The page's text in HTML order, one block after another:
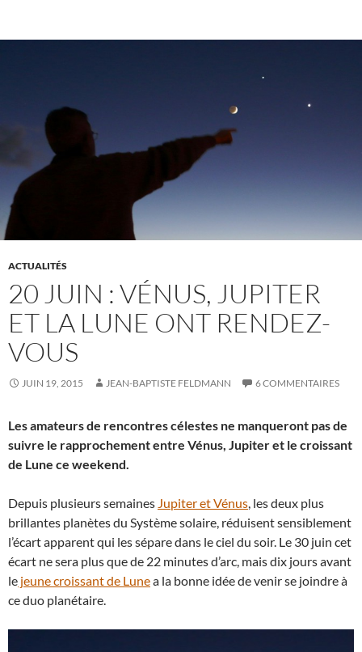
ACTUALITÉS
20 JUIN : VÉNUS, JUPITER
ET LA LUNE ONT RENDEZ-
VOUS
JUIN 19, 2015 JEAN-BAPTISTE FELDMANN 6 COMMENTAIRES
Les amateurs de rencontres célestes ne manqueront pas de
suivre le rapprochement entre Vénus, Jupiter et le croissant
de Lune ce weekend.
Depuis plusieurs semaines Jupiter et Vénus, les deux plus
brillantes planètes du Système solaire, réduisent sensiblement
l’écart apparent qui les sépare dans le ciel du soir. Le 30 juin cet
écart ne sera plus que de 22 minutes d’arc, mais dix jours avant
le jeune croissant de Lunea la bonne idée de venir se joindre à
ce duo planétaire.